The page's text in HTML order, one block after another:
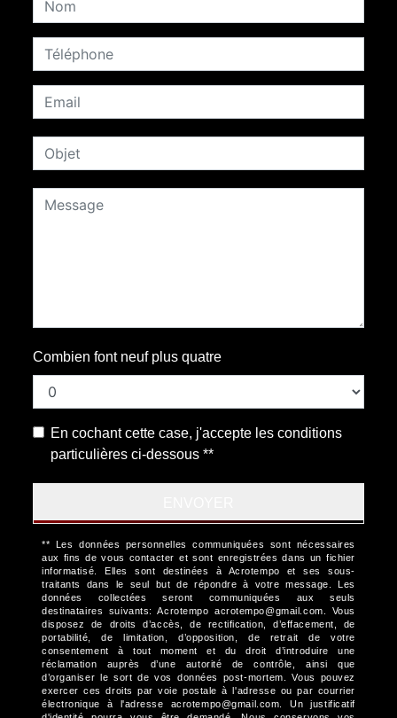
Combien font neuf plus quatre
En cochant cette case, j'accepte les conditions
particulières ci-dessous **
** Les données personnelles communiquées sont nécessaires
aux fins de vous contacter et sont enregistrées dans un fichier
informatisé. Elles sont destinées à Acrotempo et ses sous-
traitants dans le seul but de répondre à votre message. Les
données collectées seront communiquées aux seuls
destinataires suivants: Acrotempo acrotempo@gmail.com. Vous
disposez de droits d’accès, de rectification, d’effacement, de
portabilité, de limitation, d’opposition, de retrait de votre
consentement à tout moment et du droit d’introduire une
réclamation auprès d’une autorité de contrôle, ainsi que
d’organiser le sort de vos données post-mortem. Vous pouvez
exercer ces droits par voie postale à l'adresse ou par courrier
électronique à l'adresse acrotempo@gmail.com. Un justificatif